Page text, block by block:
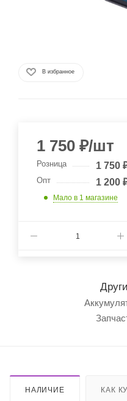
В избранное
1 750 ₽/шт
Розница 1 750
Опт 1 200
Мало в 1 магазине
НАЛИЧИЕ КАК